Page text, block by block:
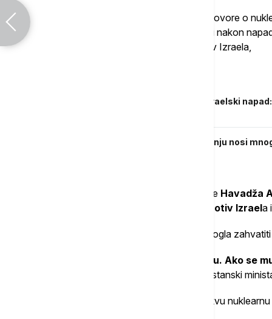
Iako je Islamabad odbacio bilo kakve razgovore o
Iranu u širem sukobu s Izraelom, obećavši nakon
pozivajući na muslimansko jedinstvo protiv Izraela,
Jevrejska zajednica u Iranu osuđuje izraelski
SIPRI: Nova trka u nuklearnom naoružanju nosi
Dana 14. juna, pakistanski ministar odbrane Havadža
muslimanske nacije moraju ujediniti protiv Izraela
Asif je upozorio da bi izraelska agresija mogla
"Izrael je napao Iran, Jemen i Palestinu. Ako se
zjavio je pakistanski
Iako Pakistan zvanično nije potvrdio nikakvu